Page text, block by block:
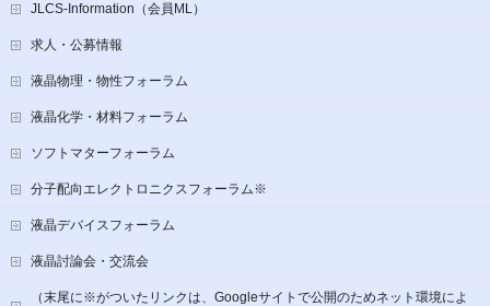
JLCS-Information（会員ML）
求人・公募情報
液晶物理・物性フォーラム
液晶化学・材料フォーラム
ソフトマターフォーラム
分子配向エレクトロニクスフォーラム※
液晶デバイスフォーラム
液晶討論会・交流会
（末尾に※がついたリンクは、Googleサイトで公開のためネット環境によ